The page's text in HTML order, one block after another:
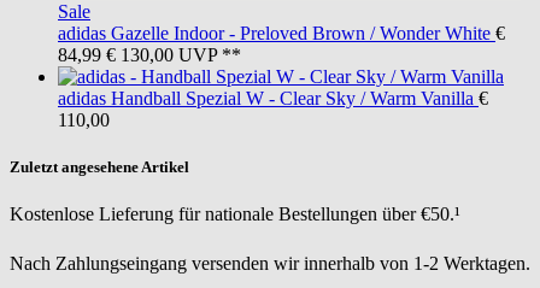
Sale
adidas Gazelle Indoor - Preloved Brown / Wonder White €
84,99 € 130,00 UVP **
adidas Handball Spezial W - Clear Sky / Warm Vanilla €
110,00
Zuletzt angesehene Artikel
Kostenlose Lieferung für nationale Bestellungen über €50.¹
Nach Zahlungseingang versenden wir innerhalb von 1-2 Werktagen.